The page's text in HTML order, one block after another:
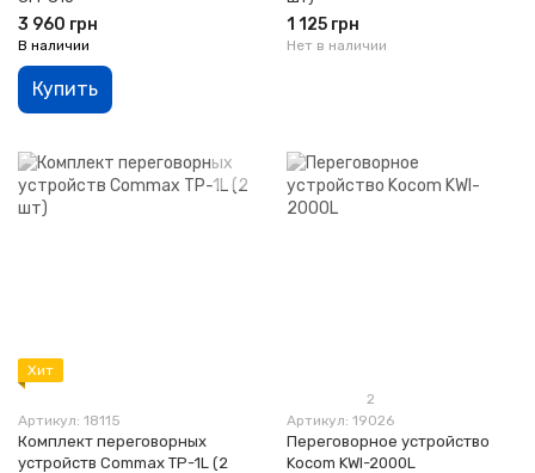
3 960 грн
В наличии
Купить
1 125 грн
Нет в наличии
Хит
Артикул: 18115
Комплект переговорных
устройств Commax TP-1L (2
2
Артикул: 19026
Переговорное устройство
Kocom KWI-2000L